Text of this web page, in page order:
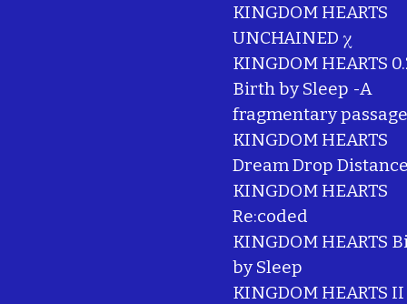
KINGDOM HEARTS
UNCHAINED χ
KINGDOM HEARTS
Birth by Sleep -A
fragmentary
KINGDOM HEARTS
Dream Drop
KINGDOM HEARTS
Re:coded
KINGDOM HEARTS
by Sleep
KINGDOM HEARTS II